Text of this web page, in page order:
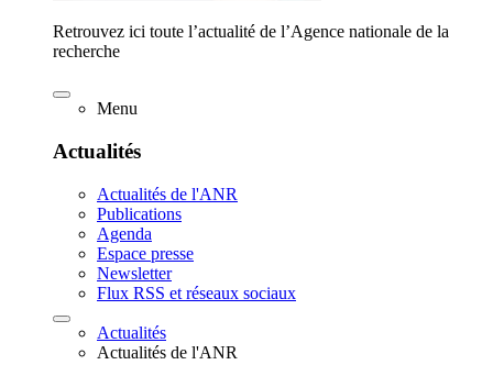
Retrouvez ici toute l’actualité de l’Agence nationale de la
recherche
Menu
Actualités
Actualités de l'ANR
Publications
Agenda
Espace presse
Newsletter
Flux RSS et réseaux sociaux
Actualités
Actualités de l'ANR